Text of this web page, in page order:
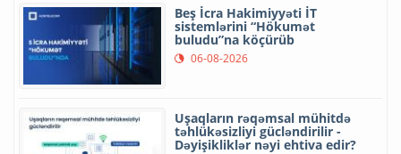
Beş İcra Hakimiyyəti İT
sistemlərini “Hökumət
buludu”na köçürüb
06-08-2026
Uşaqların rəqəmsal mühitdə
təhlükəsizliyi gücləndirilir -
Dəyişikliklər nəyi ehtiva edir?